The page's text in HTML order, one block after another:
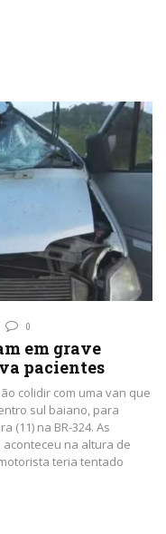
0
em grave
pacientes
colidir com uma van que
sul baiano, para
(11) na BR-324. As
aconteceu na altura de
teria tentado